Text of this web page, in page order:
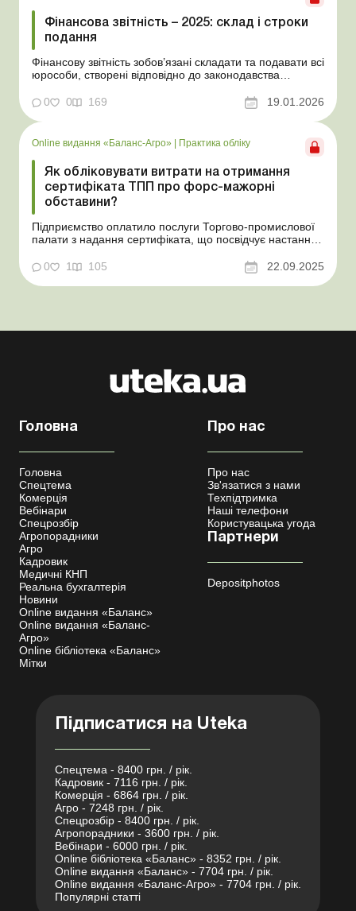
Фінансова звітність – 2025: склад і строки
подання
Фінансову звітність зобов’язані складати та подавати всі
юрособи, створені відповідно до законодавства
створених згідно із законодавством іноземної держави.
У статті розповімо, у які строки та за якими формами
потрібно подавати фінзвітність, у...
0 0 169 19.01.2026
Online видання «Баланс-Агро» | Практика обліку
Як обліковувати витрати на отримання
сертифіката ТПП про форс-мажорні
обставини?
Підприємство оплатило послуги Торгово-промислової
палати з надання сертифіката, що посвідчує настання
бухгалтерський рахунок віднести суму такої оплати?
Баланс-Агро № 38 від 23 вересня 2025 року Практична
ситуація Підприємство оплатило послуги Тор...
0 1 105 22.09.2025
Головна
Головна
Спецтема
Комерція
Вебінари
Спецрозбір
Агропорадники
Агро
Кадровик
Медичні КНП
Реальна бухгалтерія
Новини
Online видання «Баланс»
Online видання «Баланс-
Агро»
Online бібліотека «Баланс»
Мітки
Про нас
Про нас
Зв'язатися з нами
Техпідтримка
Наші телефони
Користувацька угода
Партнери
Depositphotos
Підписатися на Uteka
Спецтема - 8400 грн. / рік.
Кадровик - 7116 грн. / рік.
Комерція - 6864 грн. / рік.
Агро - 7248 грн. / рік.
Спецрозбір - 8400 грн. / рік.
Агропорадники - 3600 грн. / рік.
Вебінари - 6000 грн. / рік.
Online бібліотека «Баланс» - 8352 грн. / рік.
Online видання «Баланс» - 7704 грн. / рік.
Online видання «Баланс-Агро» - 7704 грн. / рік.
Популярні статті